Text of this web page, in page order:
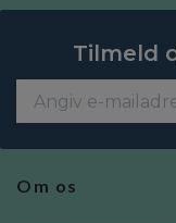
Tilmeld
Om os